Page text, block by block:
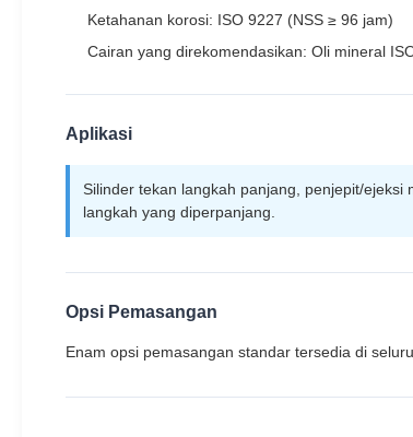
Ketahanan korosi: ISO 9227 (NSS ≥ 96 jam)
Cairan yang direkomendasikan: Oli mineral
Aplikasi
Silinder tekan langkah panjang, penjepit/
langkah yang diperpanjang.
Opsi Pemasangan
Enam opsi pemasangan standar tersedia di